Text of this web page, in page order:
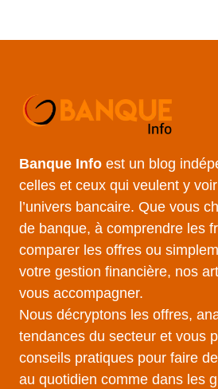
Banque Info est un blog
celles et ceux qui veulent y
l’univers bancaire. Que vous
de banque, à comprendre les
comparer les offres ou
votre gestion financière, nos
vous accompagner.
Nous décryptons les offres,
tendances du secteur et vous
conseils pratiques pour faire
au quotidien comme dans les